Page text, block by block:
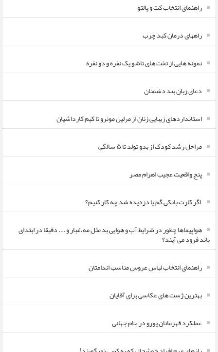
راهنمای انتخاب کت و پالتو
راههای درمان کبد چرب
نمونه هایی از تخت های تاشو یک نفره و دو نفره
دعای زبان بند دشمنان
استانداردهای زیبایی زنان از مرلین مونرو تا کیم کارداشیان
مراحل رشد کودک از بدو تولد تا ۵ سالگی
پنج واقعیت عجیب اهرام مصر
اگر کارت بانکی گم یا دزدیده شد چه کار کنیم؟
هواپیماها چطور در شرایط آب و هوایی بد مثل مه،غبار و …. دقیقا در ابتدای
باند فرود می آیند؟
راهنمای انتخاب لباس عروس مناسب اندامتان
بهترین ژست های عکاسی برای آقایان
عملکرد قهرمانان یورو در جام جهانی